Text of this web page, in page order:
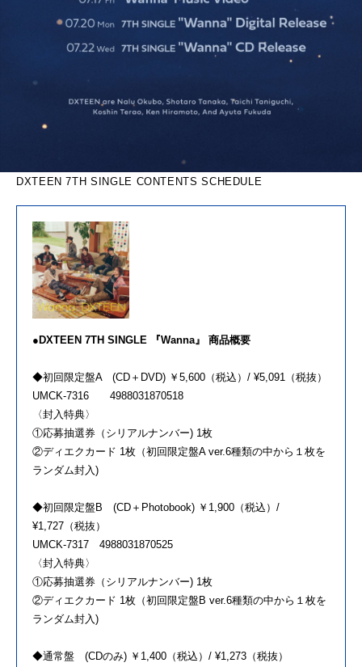
DXTEEN 7TH SINGLE CONTENTS SCHEDULE
●DXTEEN 7TH SINGLE 『Wanna』 商品概要
◆初回限定盤A (CD＋DVD) ￥5,600（税込）/ ¥5,091（税抜）
UMCK-7316 4988031870518
〈封入特典〉
①応募抽選券（シリアルナンバー) 1枚
②ディエクカード 1枚（初回限定盤A ver.6種類の中から１枚を
ランダム封入)
◆初回限定盤B (CD＋Photobook) ￥1,900（税込）/
¥1,727（税抜）
UMCK-7317 4988031870525
〈封入特典〉
①応募抽選券（シリアルナンバー) 1枚
②ディエクカード 1枚（初回限定盤B ver.6種類の中から１枚を
ランダム封入)
◆通常盤 (CDのみ) ￥1,400（税込）/ ¥1,273（税抜）